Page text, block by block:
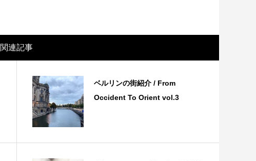
関連記事
ベルリンの街紹介 / From
Occident To Orient vol.3
映画レビュー ～設定出オチのわけわから